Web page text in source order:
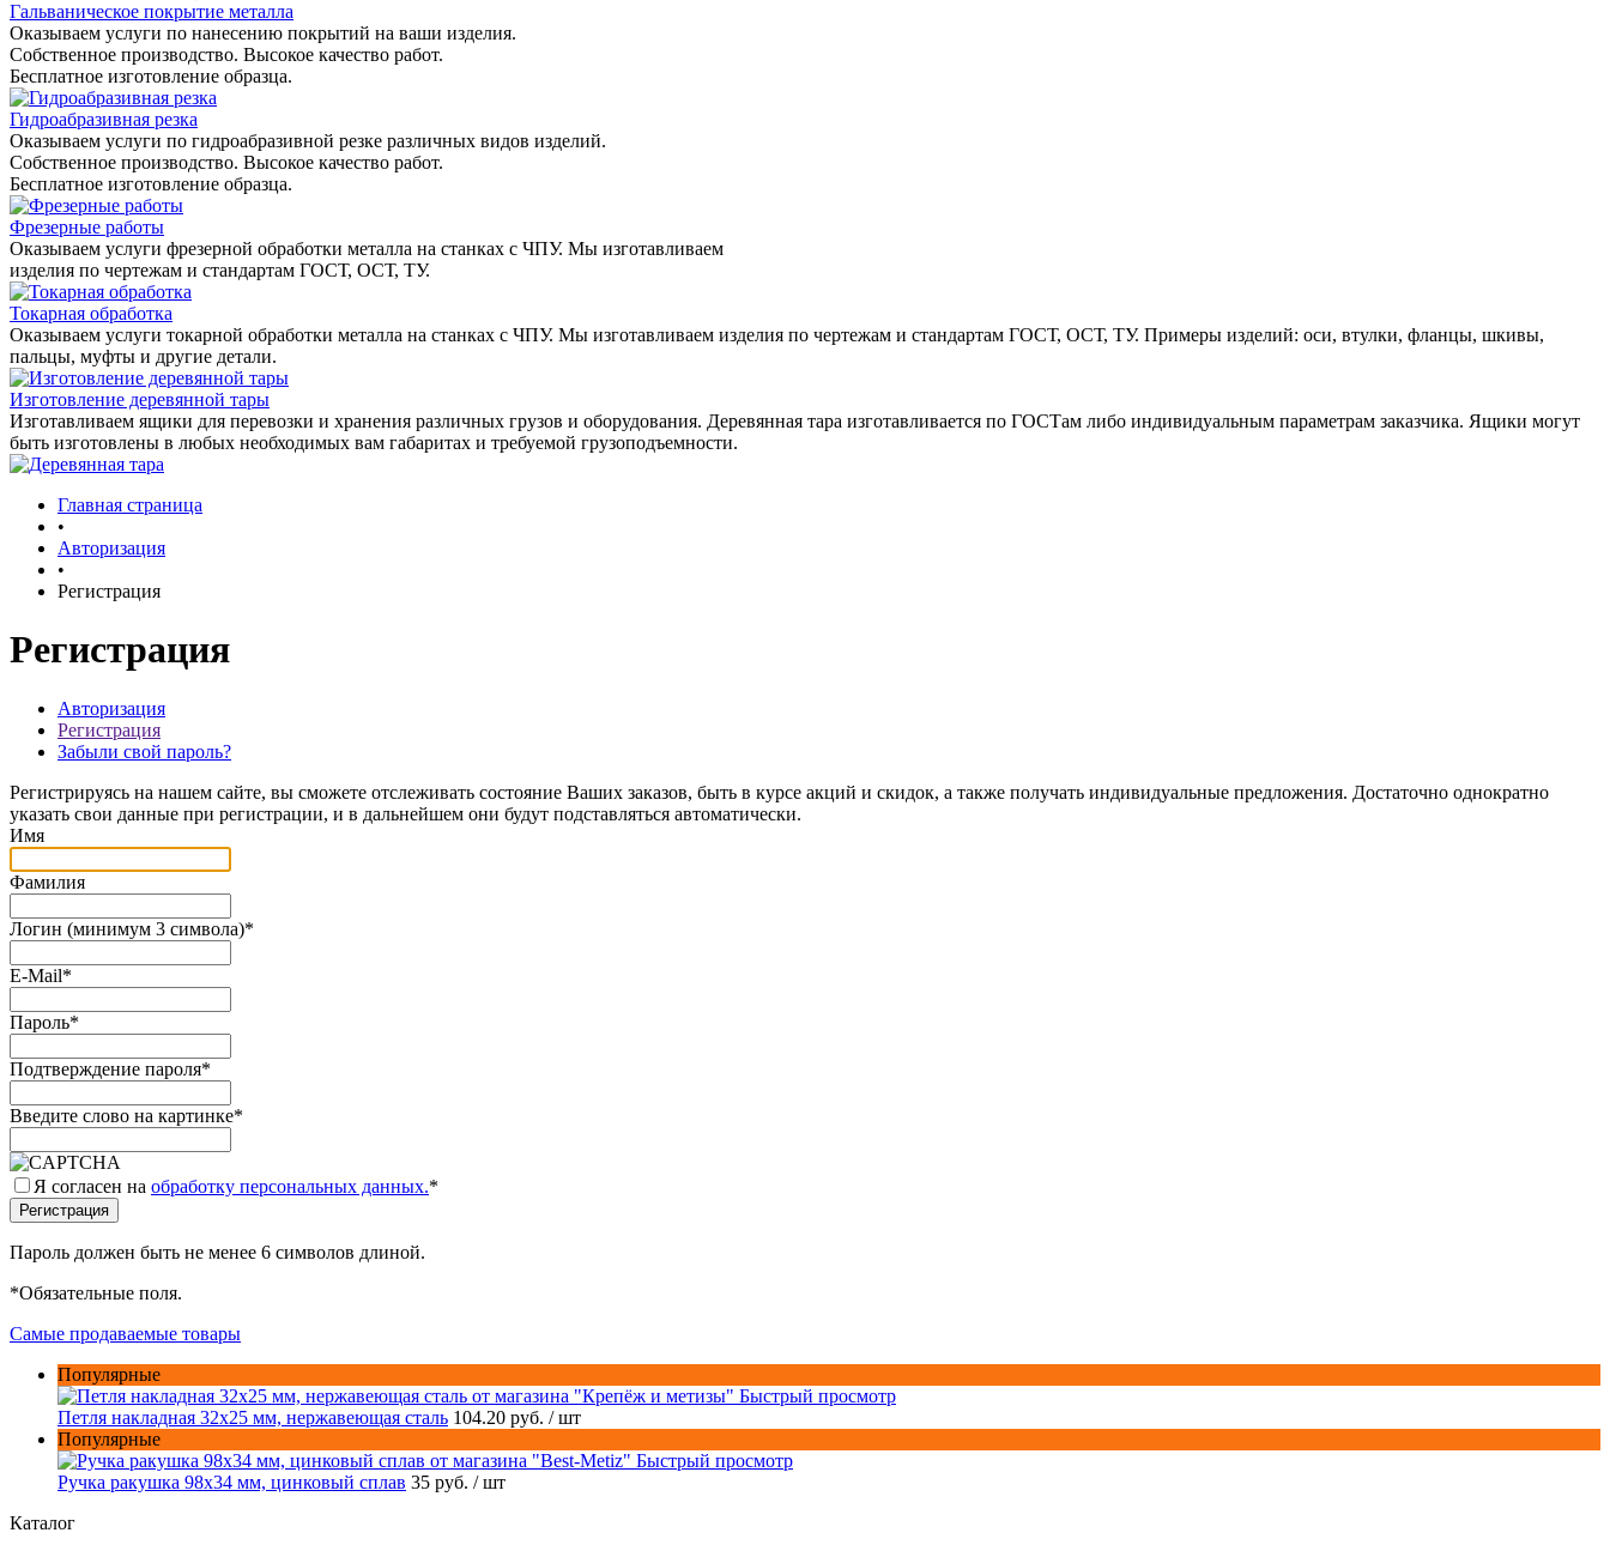
Гальваническое покрытие металла
Оказываем услуги по нанесению покрытий на ваши изделия.
Собственное производство. Высокое качество работ.
Бесплатное изготовление образца.
Гидроабразивная резка
Оказываем услуги по гидроабразивной резке различных видов изделий.
Собственное производство. Высокое качество работ.
Бесплатное изготовление образца.
Фрезерные работы
Оказываем услуги фрезерной обработки металла на станках с ЧПУ. Мы изготавливаем
изделия по чертежам и стандартам ГОСТ, ОСТ, ТУ.
Токарная обработка
Оказываем услуги токарной обработки металла на станках с ЧПУ. Мы изготавливаем изделия по чертежам и стандартам ГОСТ, ОСТ, ТУ. Примеры изделий: оси, втулки, фланцы, шкивы,
пальцы, муфты и другие детали.
Изготовление деревянной тары
Изготавливаем ящики для перевозки и хранения различных грузов и оборудования. Деревянная тара изготавливается по ГОСТам либо индивидуальным параметрам заказчика. Ящики могут
быть изготовлены в любых необходимых вам габаритах и требуемой грузоподъемности.
Главная страница
•
Авторизация
•
Регистрация
Регистрация
Авторизация
Регистрация
Забыли свой пароль?
Регистрируясь на нашем сайте, вы сможете отслеживать состояние Ваших заказов, быть в курсе акций и скидок, а также получать индивидуальные предложения. Достаточно однократно
указать свои данные при регистрации, и в дальнейшем они будут подставляться автоматически.
Имя
Фамилия
Логин (минимум 3 символа)*
E-Mail*
Пароль*
Подтверждение пароля*
Введите слово на картинке*
Я согласен на обработку персональных данных.*
Пароль должен быть не менее 6 символов длиной.
*Обязательные поля.
Самые продаваемые товары
Популярные
Быстрый просмотр
Петля накладная 32х25 мм, нержавеющая сталь 104.20 руб. / шт
Популярные
Быстрый просмотр
Ручка ракушка 98x34 мм, цинковый сплав 35 руб. / шт
Каталог